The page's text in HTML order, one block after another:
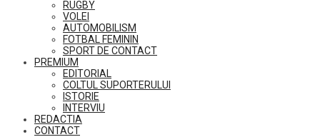
RUGBY
VOLEI
AUTOMOBILISM
FOTBAL FEMININ
SPORT DE CONTACT
PREMIUM
EDITORIAL
COLTUL SUPORTERULUI
ISTORIE
INTERVIU
REDACTIA
CONTACT